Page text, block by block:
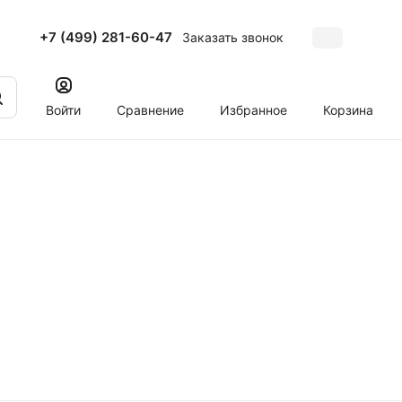
+7 (499) 281-60-47 Заказать звонок
Войти
Сравнение Избранное Корзина